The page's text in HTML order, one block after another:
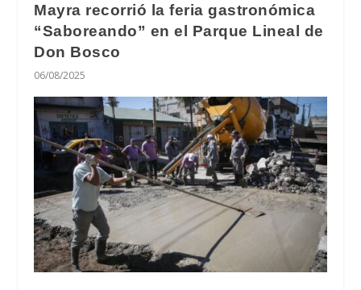
Mayra recorrió la feria gastronómica
“Saboreando” en el Parque Lineal de
Don Bosco
06/08/2025